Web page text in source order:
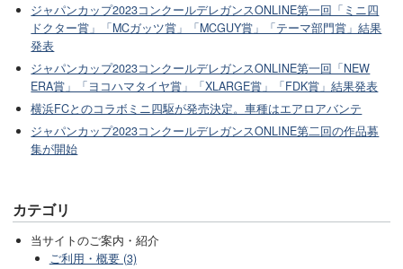
ジャパンカップ2023コンクールデレガンスONLINE第一回「ミニ四
ドクター賞」「MCガッツ賞」「MCGUY賞」「テーマ部門賞」結果
発表
ジャパンカップ2023コンクールデレガンスONLINE第一回「NEW
ERA賞」「ヨコハマタイヤ賞」「XLARGE賞」「FDK賞」結果発表
横浜FCとのコラボミニ四駆が発売決定。車種はエアロアバンテ
ジャパンカップ2023コンクールデレガンスONLINE第二回の作品募
集が開始
カテゴリ
当サイトのご案内・紹介
ご利用・概要 (3)